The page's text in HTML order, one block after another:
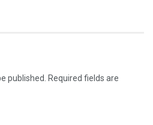
published.
Required fields are